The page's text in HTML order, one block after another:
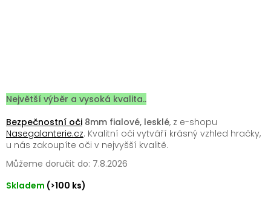
Skladem (>100 ks)
Můžeme doručit do: 7.8.2026
Největší výběr a vysoká kvalita..
Bezpečnostní oči 8mm fialové, lesklé, z e-shopu
Nasegalanterie.cz. Kvalitní oči vytváří krásný vzhled hračky,
u nás zakoupíte oči v nejvyšší kvalitě.